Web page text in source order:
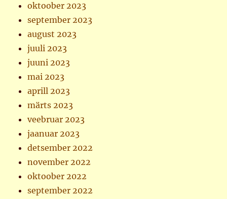
oktoober 2023
september 2023
august 2023
juuli 2023
juuni 2023
mai 2023
aprill 2023
märts 2023
veebruar 2023
jaanuar 2023
detsember 2022
november 2022
oktoober 2022
september 2022